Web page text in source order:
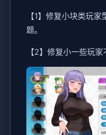
【1】修复小块类玩
题。
【2】修复小一些玩